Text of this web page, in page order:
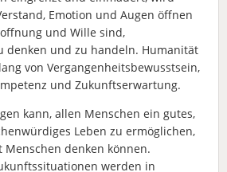
Emotion und Augen öffnen
und Wille sind,
denken und zu handeln. Humanität
von Vergangenheitsbewusstsein,
und Zukunftserwartung.
kann, allen Menschen ein gutes,
Leben zu ermöglichen,
denken können.
werden in